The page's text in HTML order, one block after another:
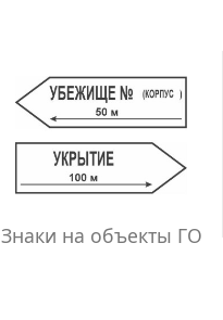
Знаки на объекты ГО